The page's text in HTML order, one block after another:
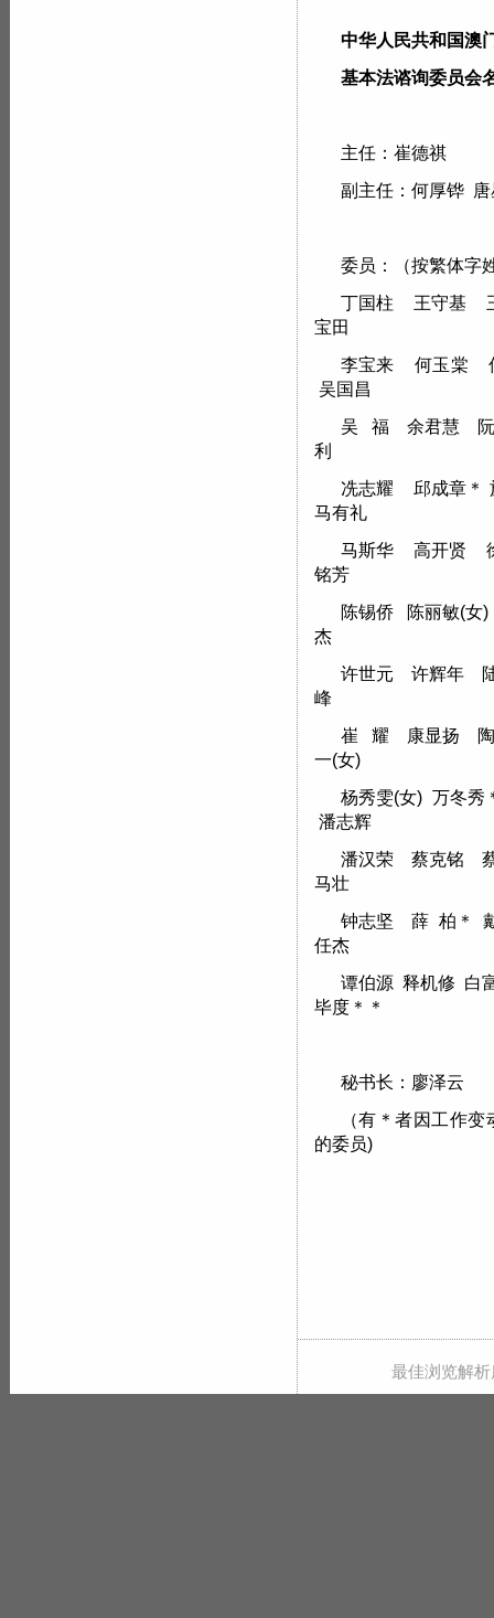
中华人民共和国澳
基本法谘询委员会
主任：崔德祺
副主任：何厚铧
委员：（按繁体字
丁国柱 王守基
宝田
李宝来 何玉棠
吴国昌
吴 福 余君慧
利
冼志耀 邱成章
马有礼
马斯华 高开贤
铭芳
陈锡侨 陈丽敏(
杰
许世元 许辉年
峰
崔 耀 康显扬
一(女)
杨秀雯(女) 万冬
潘志辉
潘汉荣 蔡克铭
马壮
钟志坚 薛 柏＊
任杰
谭伯源 释机修 白
毕度＊＊
秘书长：廖泽云
（有＊者因工作
的委员)
最佳浏览解